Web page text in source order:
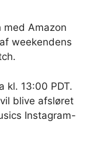
med Amazon
weekendens
kl. 13:00 PDT.
blive afsløret
Instagram-